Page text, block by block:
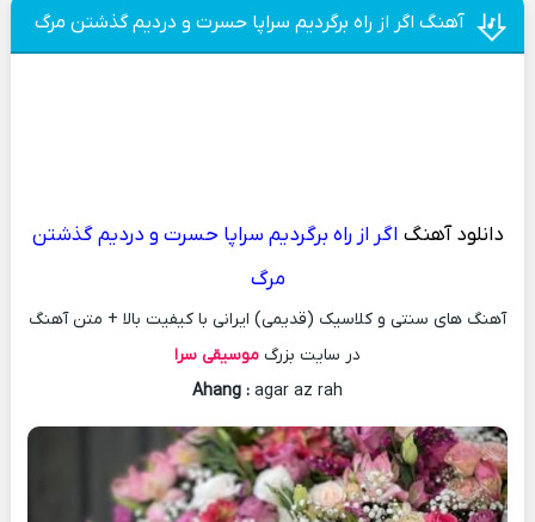
آهنگ اگر از راه برگردیم سراپا حسرت و دردیم گذشتن مرگ
دانلود آهنگ اگر از راه برگردیم سراپا حسرت و دردیم گذشتن
مرگ
آهنگ های سنتی و کلاسیک (قدیمی) ایرانی با کیفیت بالا + متن آهنگ
در سایت بزرگ موسیقی سرا
Ahang : agar az rah